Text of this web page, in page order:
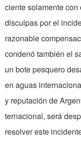
ciente solamente
disculpas por el
razonable
condenó tam­bién el
un bote pesquero
en aguas
y reputación de
ternacional, será
resolver este